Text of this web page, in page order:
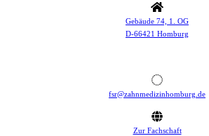
Gebäude 74, 1. OG
D-66421 Homburg
fsr@zahnmedizinhomburg.de
Zur Fachschaft